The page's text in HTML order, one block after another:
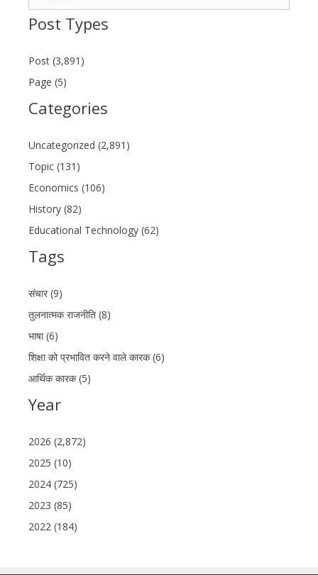
Post Types
Post (3,891)
Page (5)
Categories
Uncategorized (2,891)
Topic (131)
Economics (106)
History (82)
Educational Technology (62)
Tags
संचार (9)
तुलनात्मक राजनीति (8)
भाषा (6)
शिक्षा को प्रभावित करने वाले कारक (6)
आर्थिक कारक (5)
Year
2026 (2,872)
2025 (10)
2024 (725)
2023 (85)
2022 (184)